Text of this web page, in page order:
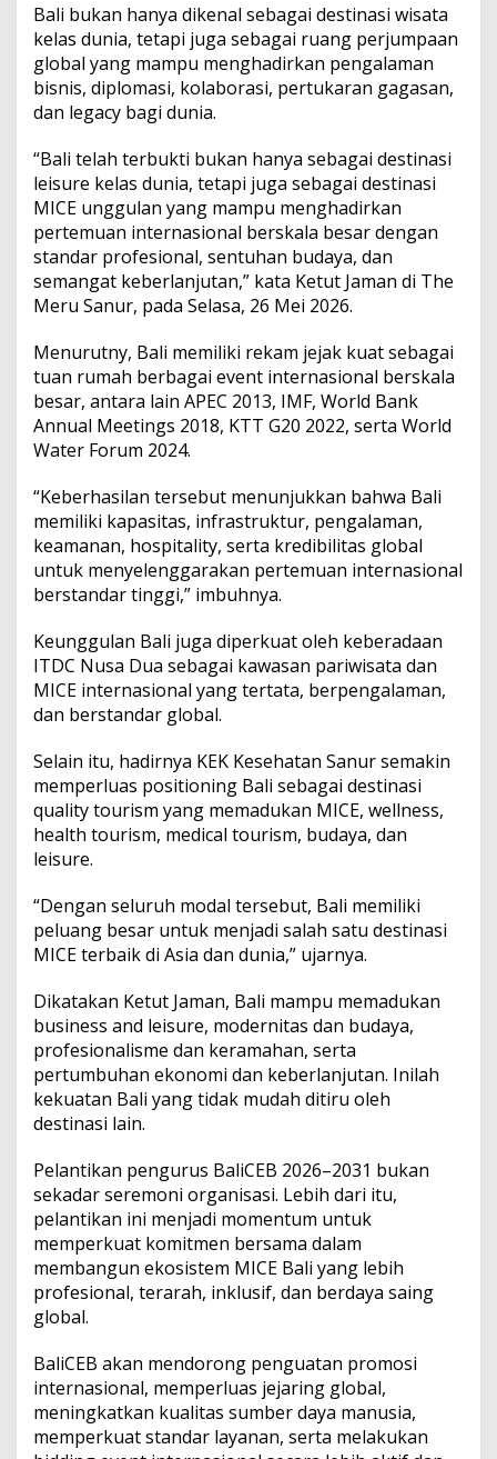
Bali bukan hanya dikenal sebagai destinasi wisata
kelas dunia, tetapi juga sebagai ruang perjumpaan
global yang mampu menghadirkan pengalaman
bisnis, diplomasi, kolaborasi, pertukaran gagasan,
dan legacy bagi dunia.
“Bali telah terbukti bukan hanya sebagai destinasi
leisure kelas dunia, tetapi juga sebagai destinasi
MICE unggulan yang mampu menghadirkan
pertemuan internasional berskala besar dengan
standar profesional, sentuhan budaya, dan
semangat keberlanjutan,” kata Ketut Jaman di The
Meru Sanur, pada Selasa, 26 Mei 2026.
Menurutny, Bali memiliki rekam jejak kuat sebagai
tuan rumah berbagai event internasional berskala
besar, antara lain APEC 2013, IMF, World Bank
Annual Meetings 2018, KTT G20 2022, serta World
Water Forum 2024.
“Keberhasilan tersebut menunjukkan bahwa Bali
memiliki kapasitas, infrastruktur, pengalaman,
keamanan, hospitality, serta kredibilitas global
untuk menyelenggarakan pertemuan internasional
berstandar tinggi,” imbuhnya.
Keunggulan Bali juga diperkuat oleh keberadaan
ITDC Nusa Dua sebagai kawasan pariwisata dan
MICE internasional yang tertata, berpengalaman,
dan berstandar global.
Selain itu, hadirnya KEK Kesehatan Sanur semakin
memperluas positioning Bali sebagai destinasi
quality tourism yang memadukan MICE, wellness,
health tourism, medical tourism, budaya, dan
leisure.
“Dengan seluruh modal tersebut, Bali memiliki
peluang besar untuk menjadi salah satu destinasi
MICE terbaik di Asia dan dunia,” ujarnya.
Dikatakan Ketut Jaman, Bali mampu memadukan
business and leisure, modernitas dan budaya,
profesionalisme dan keramahan, serta
pertumbuhan ekonomi dan keberlanjutan. Inilah
kekuatan Bali yang tidak mudah ditiru oleh
destinasi lain.
Pelantikan pengurus BaliCEB 2026–2031 bukan
sekadar seremoni organisasi. Lebih dari itu,
pelantikan ini menjadi momentum untuk
memperkuat komitmen bersama dalam
membangun ekosistem MICE Bali yang lebih
profesional, terarah, inklusif, dan berdaya saing
global.
BaliCEB akan mendorong penguatan promosi
internasional, memperluas jejaring global,
meningkatkan kualitas sumber daya manusia,
memperkuat standar layanan, serta melakukan